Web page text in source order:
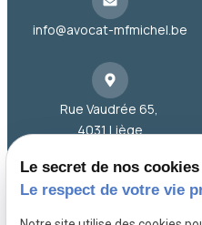
info@avocat-mfmichel.be
Rue Vaudrée 65,
4031 Liège
Le secret de nos
Le respect de votre vie